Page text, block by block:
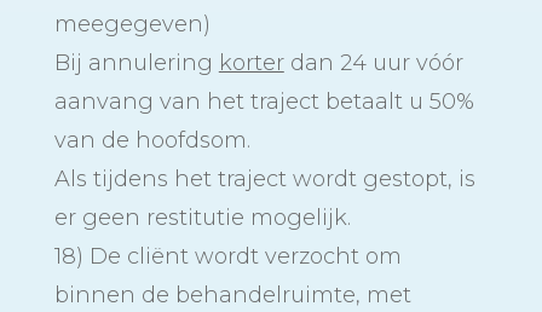
meegegeven)
Bij annulering korterdan 24 uur vóór
aanvang van het traject betaalt u 50%
van de hoofdsom.
Als tijdens het traject wordt gestopt, is
er geen restitutie mogelijk.
18) De cliënt wordt verzocht om
binnen de behandelruimte, met